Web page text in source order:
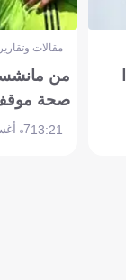
مقالات
من
صحة موقف
13:217 أغسطس 2026